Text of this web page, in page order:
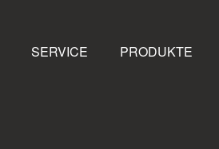
SERVICE PRODUKTE